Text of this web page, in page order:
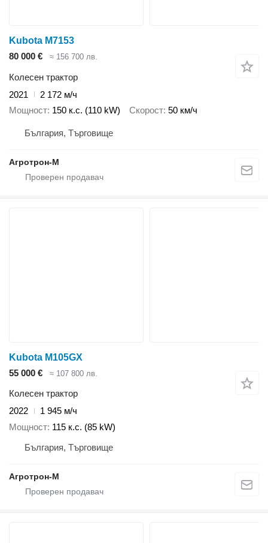
Kubota M7153
80 000 €
≈ 156 700 лв.
Колесен трактор
2021
2 172 м/ч
Мощност 150 к.с. (110 kW) Скорост 50 км/ч
България, Търговище
Агротрон-М
Kubota M105GX
55 000 €
≈ 107 800 лв.
Колесен трактор
2022
1 945 м/ч
Мощност 115 к.с. (85 kW)
България, Търговище
Агротрон-М